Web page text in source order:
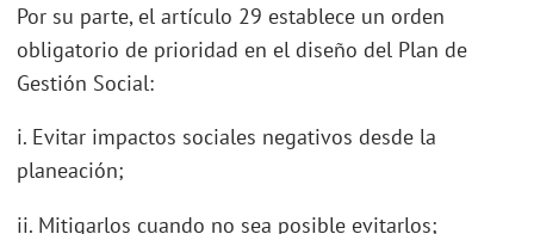
Por su parte, el artículo 29 establece un orden
obligatorio de prioridad en el diseño del Plan de
Gestión Social:
i. Evitar impactos sociales negativos desde la
planeación;
ii. Mitigarlos cuando no sea posible evitarlos;